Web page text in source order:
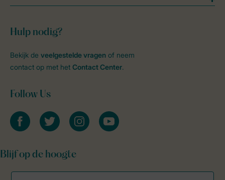
Hulp nodig?
Bekijk de veelgestelde vragen of neem
contact op met het Contact Center.
Follow Us
facebooktwitter instagramyoutube
Blijf op de hoogte